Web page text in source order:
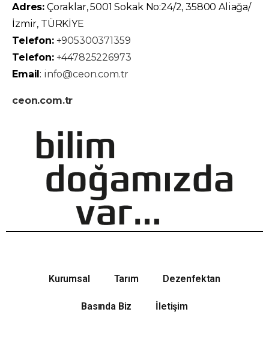
Adres: Çoraklar, 5001 Sokak No:24/2, 35800 Aliağa/
İzmir, TÜRKİYE
Telefon: +905300371359
Telefon: +447825226973
Email: info@ceon.com.tr
ceon.com.tr
Kurumsal Tarım Dezenfektan
Basında Biz İletişim